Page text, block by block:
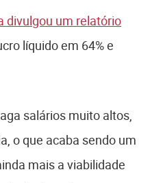
divulgou um relatório
líquido em 64% e
salários muito altos,
o que acaba sendo um
mais a viabilidade